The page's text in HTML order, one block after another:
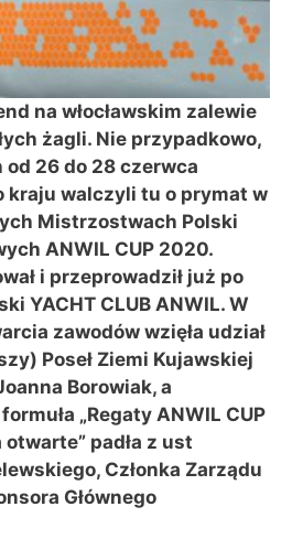
na włocławskim zalewie
żagli. Nie przypadkowo,
26 do 28 czerwca
kraju walczyli tu o prymat w
Mistrzostwach Polski
ANWIL CUP 2020.
i przeprowadził już po
YACHT CLUB ANWIL. W
zawodów wzięła udział
Poseł Ziemi Kujawskiej
Borowiak, a
„Regaty ANWIL CUP
padła z ust
Członka Zarządu
Głównego